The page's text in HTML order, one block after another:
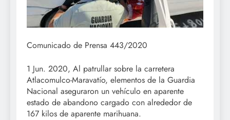
Comunicado de Prensa 443/2020
1 Jun. 2020, Al patrullar sobre la carretera
Atlacomulco-Maravatío, elementos de la Guardia
Nacional aseguraron un vehículo en aparente
estado de abandono cargado con alrededor de
167 kilos de aparente marihuana.